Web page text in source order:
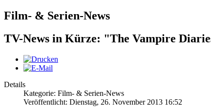
Film- & Serien-News
TV-News in Kürze: "The Vampire
Details
Kategorie: Film- & Serien-News
Veröffentlicht: Dienstag, 26. November 2013 16:52